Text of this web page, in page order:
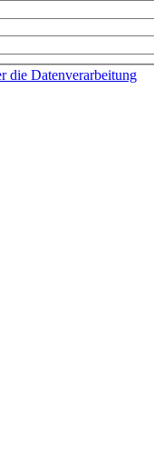
die Datenverarbeitung